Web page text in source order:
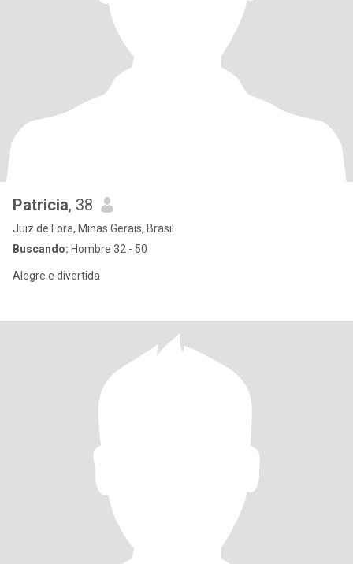
Patricia, 38
Juiz de Fora, Minas Gerais, Brasil
Buscando: Hombre 32 - 50
Alegre e divertida